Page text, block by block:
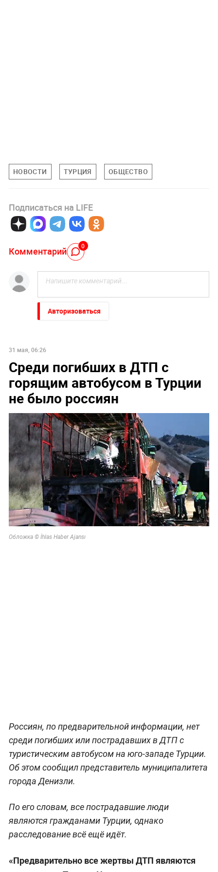
НОВОСТИ ТУРЦИЯ ОБЩЕСТВО
Подписаться на LIFE
Комментарий 0
Авторизоваться
НОВОСТИ ПАРТНЕРОВ
"Пока Киев горел". Раскрыто состояние Зеленского
после удара РФ
Песков: СВО может завершиться в ближайшие часы
Киев обречён: особые войска зашли в Чернигов
В Польше возмущены ударом Кремля по
иностранным активам
По бежавшему из России Надеждину* нанесли новый
удар
"Какая наглость!" В Британии поразились удару
России по Киеву
Обложка © İhlas Haber Ajansı